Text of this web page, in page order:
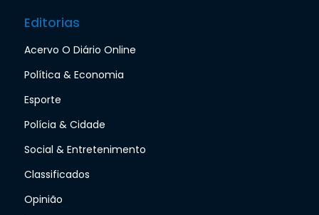
Editorias
Acervo O Diário Online
Política & Economia
Esporte
Polícia & Cidade
Social & Entretenimento
Classificados
Opinião